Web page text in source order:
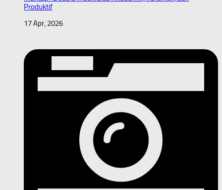
Produktif
17 Apr, 2026